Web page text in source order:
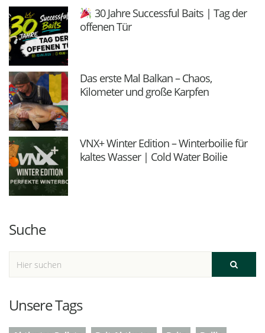
30 Jahre Successful Baits | Tag der
offenen Tür
Das erste Mal Balkan – Chaos,
Kilometer und große Karpfen
VNX+ Winter Edition – Winterboilie für
kaltes Wasser | Cold Water Boilie
Suche
Unsere Tags